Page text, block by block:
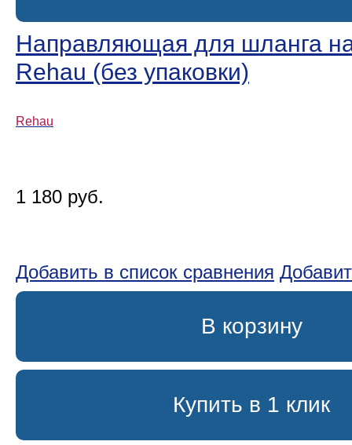
Направляющая для шланга
Rehau (без упаковки)
Rehau
1 180 руб.
Добавить в список сравнения
В корзину
Купить в 1 клик